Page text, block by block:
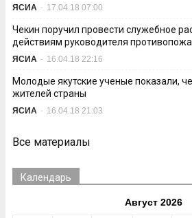
ЯСИА - 17.04.18 07:00
Чекин поручил провести служебное
действиям руководителя
ЯСИА - 16.04.18 22:16
Молодые якутские ученые показали,
жителей страны
ЯСИА - 16.04.18 21:03
Все материалы
Календарь
Август 2026